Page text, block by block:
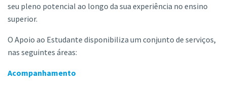
seu pleno potencial ao longo da sua experiência no ensino
superior.
O Apoio ao Estudante disponibiliza um conjunto de serviços,
nas seguintes áreas:
Acompanhamento